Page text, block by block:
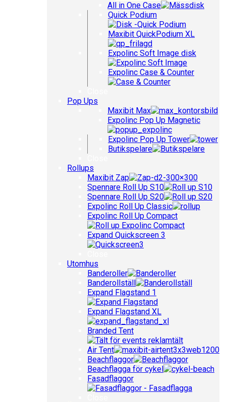
All in One Case
Quick Podium
Maxibit QuickPodium XL
Expolinc Soft Image disk
Expolinc Case & Counter
Pop Ups
Maxibit Max
Expolinc Pop Up Magnetic
Expolinc Pop Up Tower
Butikspelare
Rollups
Maxibit Zap
Spennare Roll Up S10
Spennare Roll Up S20
Expolinc Roll Up Classic
Expolinc Roll Up Compact
Expand Quickscreen 3
Utomhus
Banderoller
Banderollställ
Expand Flagstand 1
Expand Flagstand XL
Branded Tent
Air Tent
Beachflaggor
Beachflagga för cykel
Fasadflaggor